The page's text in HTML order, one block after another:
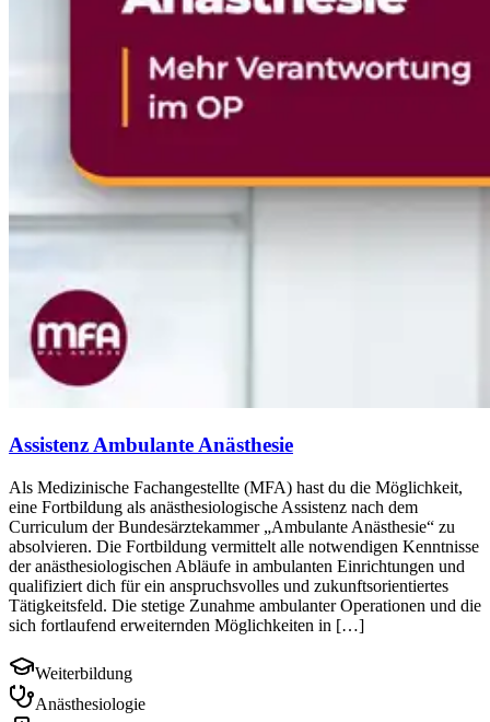
Assistenz Ambulante Anästhesie
Als Medizinische Fachangestellte (MFA) hast du die Möglichkeit,
eine Fortbildung als anästhesiologische Assistenz nach dem
Curriculum der Bundesärztekammer „Ambulante Anästhesie“ zu
absolvieren. Die Fortbildung vermittelt alle notwendigen Kenntnisse
der anästhesiologischen Abläufe in ambulanten Einrichtungen und
qualifiziert dich für ein anspruchsvolles und zukunftsorientiertes
Tätigkeitsfeld. Die stetige Zunahme ambulanter Operationen und die
sich fortlaufend erweiternden Möglichkeiten in […]
Weiterbildung
Anästhesiologie